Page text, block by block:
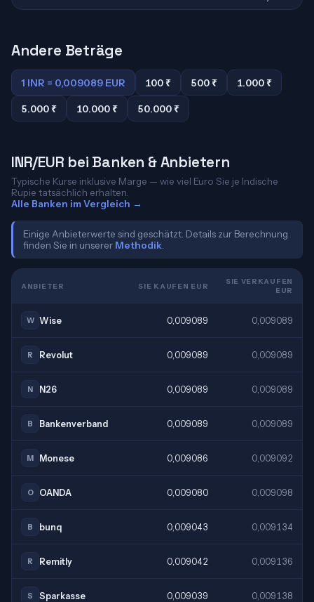
Andere Beträge
1 INR = 0,009089 EUR 100 ₹ 500 ₹ 1.000 ₹
5.000 ₹ 10.000 ₹ 50.000 ₹
INR/EUR bei Banken & Anbietern
Typische Kurse inklusive Marge — wie viel Euro Sie je Indische
Rupie tatsächlich erhalten.
Alle Banken im Vergleich →
Einige Anbieterwerte sind geschätzt. Details zur Berechnung
finden Sie in unserer Methodik
ANBIETER SIE KAUFEN EUR
SIE VERKAUFEN
EUR
W Wise 0,009089 0,009089
R Revolut 0,009089 0,009089
N N26 0,009089 0,009089
B Bankenverband 0,009089 0,009089
M Monese 0,009086 0,009092
O OANDA 0,009080 0,009098
B bunq 0,009043 0,009134
R Remitly 0,009042 0,009136
S Sparkasse 0,009039 0,009138